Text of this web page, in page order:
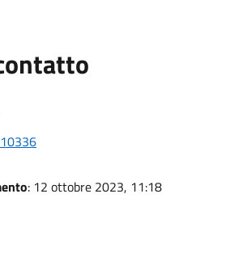
: 12 ottobre 2023, 11:18